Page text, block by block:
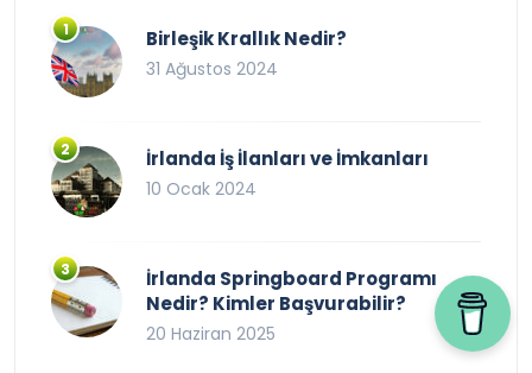
Birleşik Krallık Nedir?
31 Ağustos 2024
İrlanda İş İlanları ve İmkanları
10 Ocak 2024
İrlanda Springboard Programı
Nedir? Kimler Başvurabilir?
20 Haziran 2025